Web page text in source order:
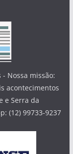
- Nossa missão:
acontecimentos
e Serra da
(12) 99733-9237